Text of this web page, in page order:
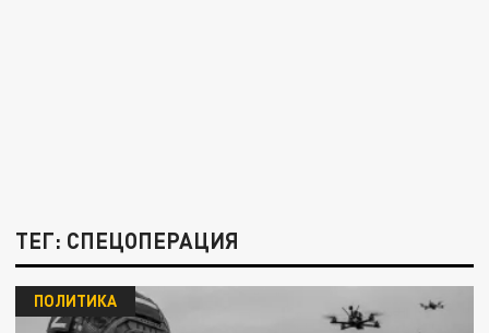
ТЕГ: СПЕЦОПЕРАЦИЯ
ПОЛИТИКА